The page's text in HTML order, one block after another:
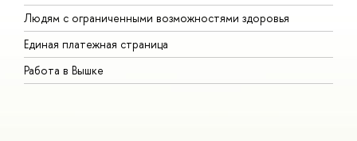
Людям с ограниченными возможностями здоровья
Единая платежная страница
Работа в Вышке